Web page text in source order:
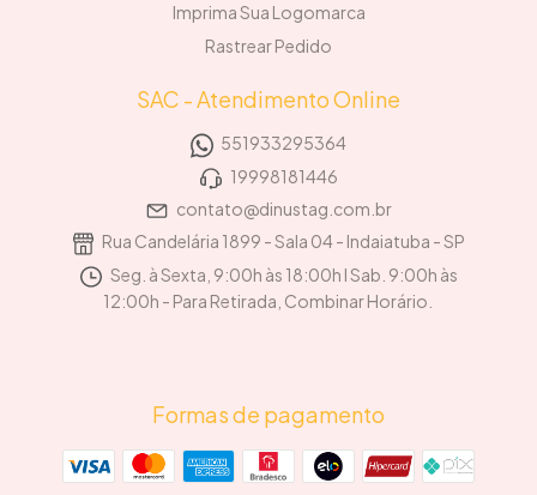
Imprima Sua Logomarca
Rastrear Pedido
SAC - Atendimento Online
551933295364
19998181446
contato@dinustag.com.br
Rua Candelária 1899 - Sala 04 - Indaiatuba - SP
Seg. à Sexta, 9:00h às 18:00h I Sab. 9:00h às
12:00h - Para Retirada, Combinar Horário.
Formas de pagamento